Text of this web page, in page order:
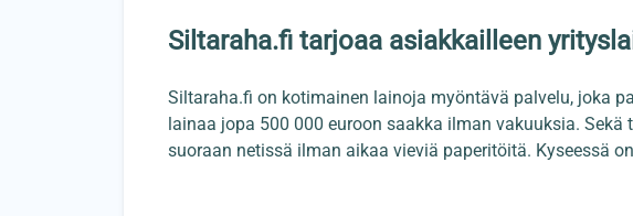
Siltaraha.fi tarjoaa asiakkailleen
Siltaraha.fi on kotimainen lainoja myöntävä palvelu, joka
lainaa jopa 500 000 euroon saakka ilman vakuuksia.
suoraan netissä ilman aikaa vieviä paperitöitä. Kyseessä